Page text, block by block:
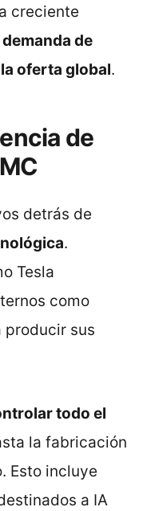
creciente
demanda de
oferta global.
de
detrás de
.
Tesla
como
producir sus
todo el
la fabricación
Esto incluye
a IA